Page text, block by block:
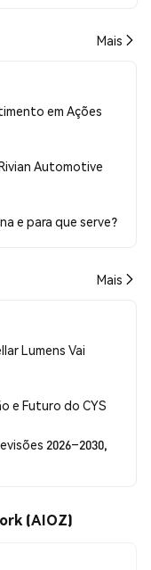
Mais
em Ações
Automotive
e para que serve?
Mais
Lumens Vai
e Futuro do CYS
2026–2030,
(AIOZ)